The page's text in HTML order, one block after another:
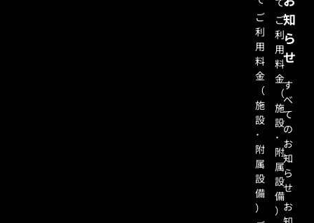
ご
利
用
料
金
（
施
設
･
附
属
設
備
）
ご
利
用
料
金
（
施
設
･
附
属
設
備
）
知
ら
せ
す
べ
て
の
お
知
ら
せ
お